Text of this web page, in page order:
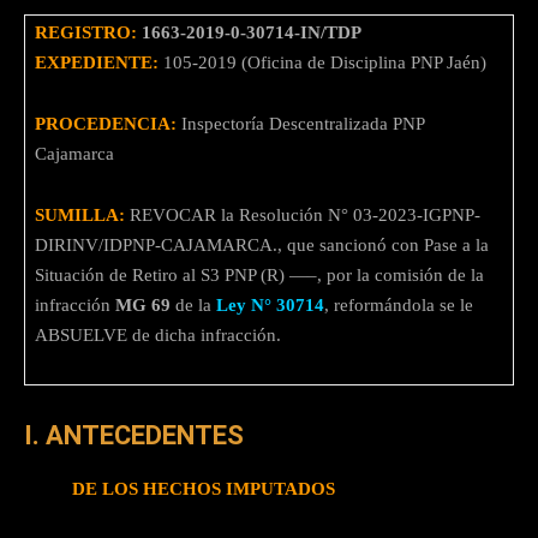
REGISTRO: 1663-2019-0-30714-IN/TDP
EXPEDIENTE: 105-2019 (Oficina de Disciplina PNP Jaén)
PROCEDENCIA: Inspectoría Descentralizada PNP
Cajamarca
SUMILLA: REVOCAR la Resolución N° 03-2023-IGPNP-
DIRINV/IDPNP-CAJAMARCA., que sancionó con Pase a la
Situación de Retiro al S3 PNP (R) —–, por la comisión de la
infracción MG 69 de la Ley N° 30714, reformándola se le
ABSUELVE de dicha infracción.
I. ANTECEDENTES
DE LOS HECHOS IMPUTADOS